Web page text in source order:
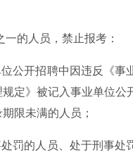
一的人员，禁止报考：
公开招聘中因违反《事
定》被记入事业单位公
限未满的人员；
罚的人员、处于刑事处